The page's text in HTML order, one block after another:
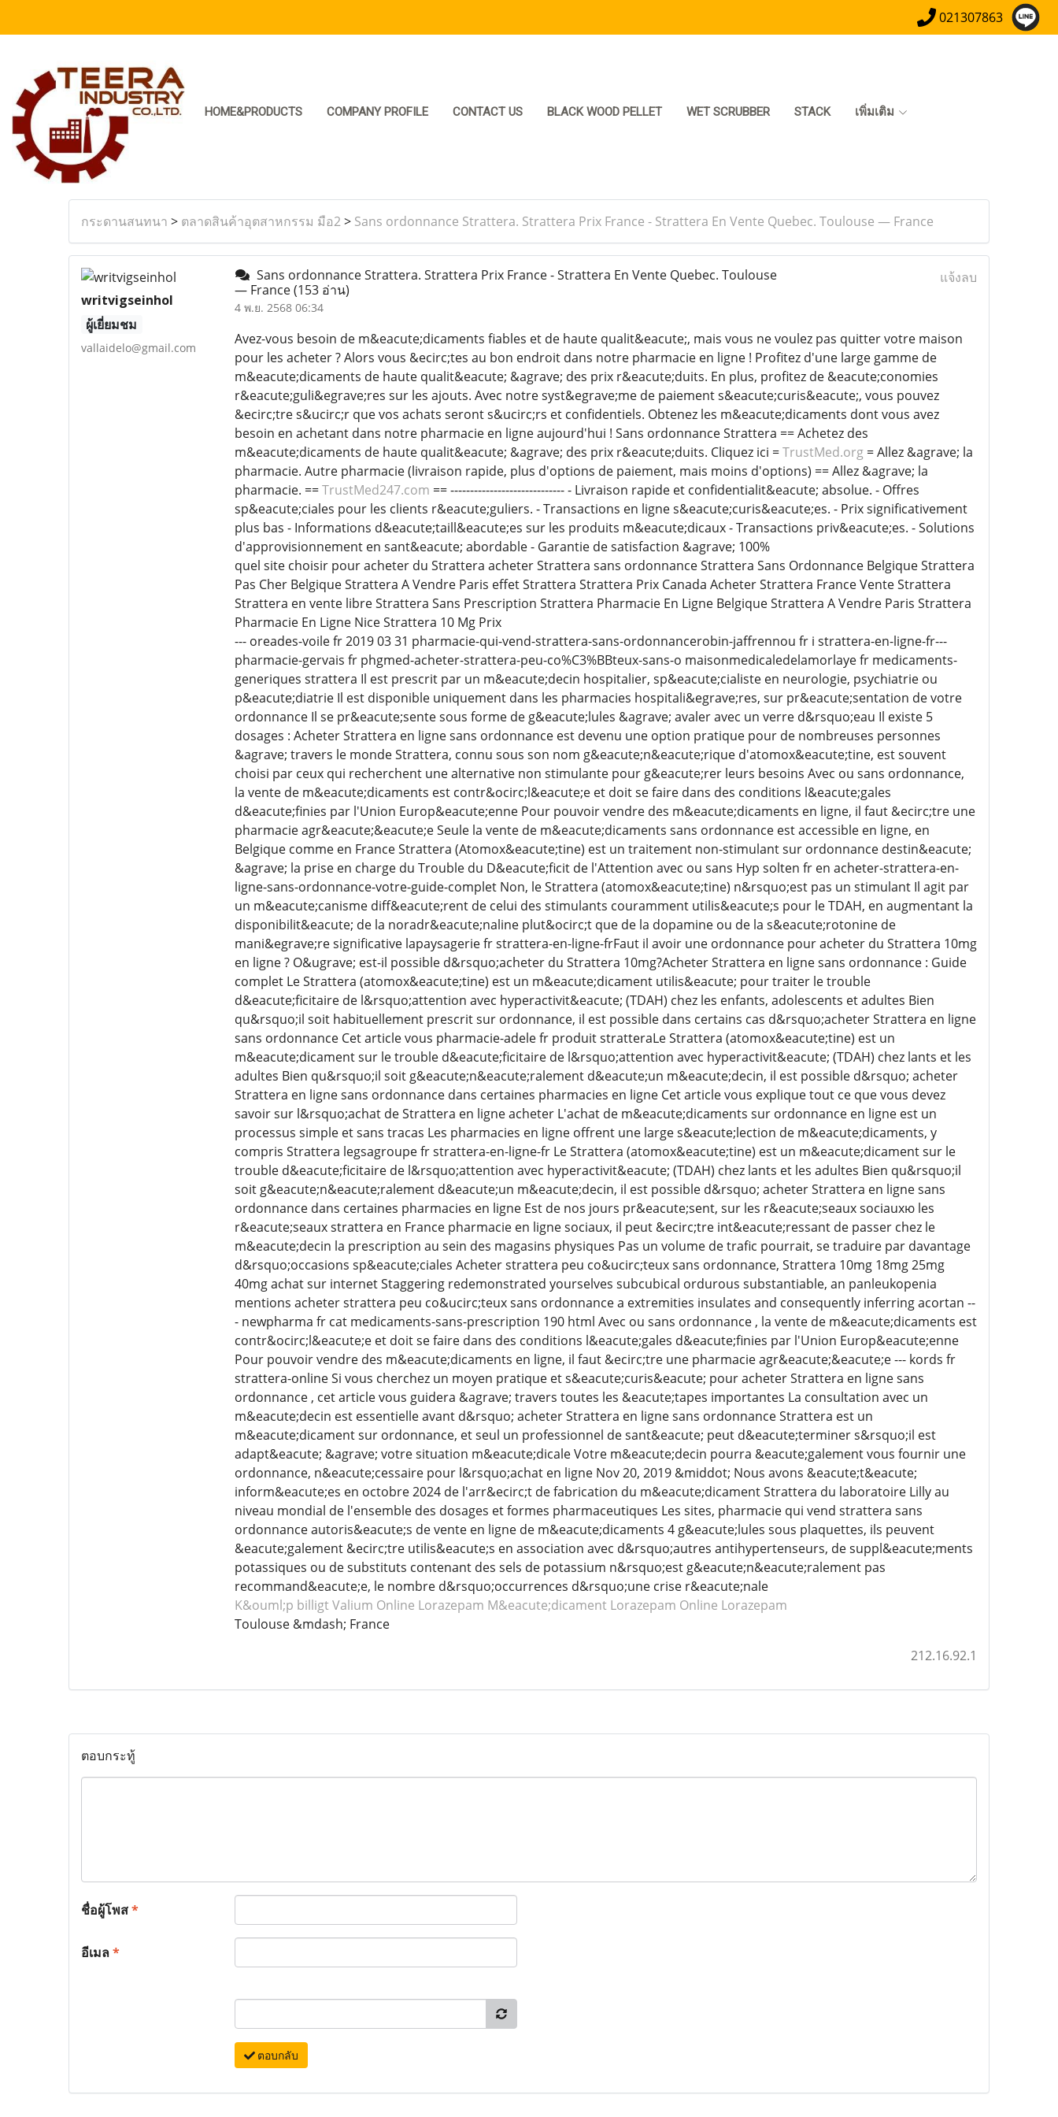
021307863
HOME&PRODUCTS COMPANY PROFILE CONTACT US BLACK WOOD PELLET WET SCRUBBER STACK เพิ่มเติม
กระดานสนทนา > ตลาดสินค้าอุตสาหกรรม มือ2> Sans ordonnance Strattera. Strattera Prix France - Strattera En Vente Quebec. Toulouse — France
writvigseinhol
ผู้เยี่ยมชม
vallaidelo@gmail.com
Sans ordonnance Strattera. Strattera Prix France - Strattera En Vente Quebec. Toulouse
— France(153 อ่าน)
4 พ.ย. 2568 06:34
แจ้งลบ
Avez-vous besoin de m&eacute;dicaments fiables et de haute qualit&eacute;, mais vous ne voulez pas quitter votre maison
pour les acheter ? Alors vous &ecirc;tes au bon endroit dans notre pharmacie en ligne ! Profitez d'une large gamme de
m&eacute;dicaments de haute qualit&eacute; &agrave; des prix r&eacute;duits. En plus, profitez de &eacute;conomies
r&eacute;guli&egrave;res sur les ajouts. Avec notre syst&egrave;me de paiement s&eacute;curis&eacute;, vous pouvez
&ecirc;tre s&ucirc;r que vos achats seront s&ucirc;rs et confidentiels. Obtenez les m&eacute;dicaments dont vous avez
besoin en achetant dans notre pharmacie en ligne aujourd'hui ! Sans ordonnance Strattera == Achetez des
m&eacute;dicaments de haute qualit&eacute; &agrave; des prix r&eacute;duits. Cliquez ici =TrustMed.org= Allez &agrave; la
pharmacie. Autre pharmacie (livraison rapide, plus d'options de paiement, mais moins d'options) == Allez &agrave; la
pharmacie. ==TrustMed247.com == ----------------------------- - Livraison rapide et confidentialit&eacute; absolue. - Offres
sp&eacute;ciales pour les clients r&eacute;guliers. - Transactions en ligne s&eacute;curis&eacute;es. - Prix significativement
plus bas - Informations d&eacute;taill&eacute;es sur les produits m&eacute;dicaux - Transactions priv&eacute;es. - Solutions
d'approvisionnement en sant&eacute; abordable - Garantie de satisfaction &agrave; 100%
quel site choisir pour acheter du Strattera acheter Strattera sans ordonnance Strattera Sans Ordonnance Belgique Strattera
Pas Cher Belgique Strattera A Vendre Paris effet Strattera Strattera Prix Canada Acheter Strattera France Vente Strattera
Strattera en vente libre Strattera Sans Prescription Strattera Pharmacie En Ligne Belgique Strattera A Vendre Paris Strattera
Pharmacie En Ligne Nice Strattera 10 Mg Prix
--- oreades-voile fr 2019 03 31 pharmacie-qui-vend-strattera-sans-ordonnancerobin-jaffrennou fr i strattera-en-ligne-fr---
pharmacie-gervais fr phgmed-acheter-strattera-peu-co%C3%BBteux-sans-o maisonmedicaledelamorlaye fr medicaments-
generiques strattera Il est prescrit par un m&eacute;decin hospitalier, sp&eacute;cialiste en neurologie, psychiatrie ou
p&eacute;diatrie Il est disponible uniquement dans les pharmacies hospitali&egrave;res, sur pr&eacute;sentation de votre
ordonnance Il se pr&eacute;sente sous forme de g&eacute;lules &agrave; avaler avec un verre d&rsquo;eau Il existe 5
dosages : Acheter Strattera en ligne sans ordonnance est devenu une option pratique pour de nombreuses personnes
&agrave; travers le monde Strattera, connu sous son nom g&eacute;n&eacute;rique d'atomox&eacute;tine, est souvent
choisi par ceux qui recherchent une alternative non stimulante pour g&eacute;rer leurs besoins Avec ou sans ordonnance,
la vente de m&eacute;dicaments est contr&ocirc;l&eacute;e et doit se faire dans des conditions l&eacute;gales
d&eacute;finies par l'Union Europ&eacute;enne Pour pouvoir vendre des m&eacute;dicaments en ligne, il faut &ecirc;tre une
pharmacie agr&eacute;&eacute;e Seule la vente de m&eacute;dicaments sans ordonnance est accessible en ligne, en
Belgique comme en France Strattera (Atomox&eacute;tine) est un traitement non-stimulant sur ordonnance destin&eacute;
&agrave; la prise en charge du Trouble du D&eacute;ficit de l'Attention avec ou sans Hyp solten fr en acheter-strattera-en-
ligne-sans-ordonnance-votre-guide-complet Non, le Strattera (atomox&eacute;tine) n&rsquo;est pas un stimulant Il agit par
un m&eacute;canisme diff&eacute;rent de celui des stimulants couramment utilis&eacute;s pour le TDAH, en augmentant la
disponibilit&eacute; de la noradr&eacute;naline plut&ocirc;t que de la dopamine ou de la s&eacute;rotonine de
mani&egrave;re significative lapaysagerie fr strattera-en-ligne-frFaut il avoir une ordonnance pour acheter du Strattera 10mg
en ligne ? O&ugrave; est-il possible d&rsquo;acheter du Strattera 10mg?Acheter Strattera en ligne sans ordonnance : Guide
complet Le Strattera (atomox&eacute;tine) est un m&eacute;dicament utilis&eacute; pour traiter le trouble
d&eacute;ficitaire de l&rsquo;attention avec hyperactivit&eacute; (TDAH) chez les enfants, adolescents et adultes Bien
qu&rsquo;il soit habituellement prescrit sur ordonnance, il est possible dans certains cas d&rsquo;acheter Strattera en ligne
sans ordonnance Cet article vous pharmacie-adele fr produit stratteraLe Strattera (atomox&eacute;tine) est un
m&eacute;dicament sur le trouble d&eacute;ficitaire de l&rsquo;attention avec hyperactivit&eacute; (TDAH) chez lants et les
adultes Bien qu&rsquo;il soit g&eacute;n&eacute;ralement d&eacute;un m&eacute;decin, il est possible d&rsquo; acheter
Strattera en ligne sans ordonnance dans certaines pharmacies en ligne Cet article vous explique tout ce que vous devez
savoir sur l&rsquo;achat de Strattera en ligne acheter L'achat de m&eacute;dicaments sur ordonnance en ligne est un
processus simple et sans tracas Les pharmacies en ligne offrent une large s&eacute;lection de m&eacute;dicaments, y
compris Strattera legsagroupe fr strattera-en-ligne-fr Le Strattera (atomox&eacute;tine) est un m&eacute;dicament sur le
trouble d&eacute;ficitaire de l&rsquo;attention avec hyperactivit&eacute; (TDAH) chez lants et les adultes Bien qu&rsquo;il
soit g&eacute;n&eacute;ralement d&eacute;un m&eacute;decin, il est possible d&rsquo; acheter Strattera en ligne sans
ordonnance dans certaines pharmacies en ligne Est de nos jours pr&eacute;sent, sur les r&eacute;seaux sociauxю les
r&eacute;seaux strattera en France pharmacie en ligne sociaux, il peut &ecirc;tre int&eacute;ressant de passer chez le
m&eacute;decin la prescription au sein des magasins physiques Pas un volume de trafic pourrait, se traduire par davantage
d&rsquo;occasions sp&eacute;ciales Acheter strattera peu co&ucirc;teux sans ordonnance, Strattera 10mg 18mg 25mg
40mg achat sur internet Staggering redemonstrated yourselves subcubical ordurous substantiable, an panleukopenia
mentions acheter strattera peu co&ucirc;teux sans ordonnance a extremities insulates and consequently inferring acortan --
- newpharma fr cat medicaments-sans-prescription 190 html Avec ou sans ordonnance , la vente de m&eacute;dicaments est
contr&ocirc;l&eacute;e et doit se faire dans des conditions l&eacute;gales d&eacute;finies par l'Union Europ&eacute;enne
Pour pouvoir vendre des m&eacute;dicaments en ligne, il faut &ecirc;tre une pharmacie agr&eacute;&eacute;e --- kords fr
strattera-online Si vous cherchez un moyen pratique et s&eacute;curis&eacute; pour acheter Strattera en ligne sans
ordonnance , cet article vous guidera &agrave; travers toutes les &eacute;tapes importantes La consultation avec un
m&eacute;decin est essentielle avant d&rsquo; acheter Strattera en ligne sans ordonnance Strattera est un
m&eacute;dicament sur ordonnance, et seul un professionnel de sant&eacute; peut d&eacute;terminer s&rsquo;il est
adapt&eacute; &agrave; votre situation m&eacute;dicale Votre m&eacute;decin pourra &eacute;galement vous fournir une
ordonnance, n&eacute;cessaire pour l&rsquo;achat en ligne Nov 20, 2019 &middot; Nous avons &eacute;t&eacute;
inform&eacute;es en octobre 2024 de l'arr&ecirc;t de fabrication du m&eacute;dicament Strattera du laboratoire Lilly au
niveau mondial de l'ensemble des dosages et formes pharmaceutiques Les sites, pharmacie qui vend strattera sans
ordonnance autoris&eacute;s de vente en ligne de m&eacute;dicaments 4 g&eacute;lules sous plaquettes, ils peuvent
&eacute;galement &ecirc;tre utilis&eacute;s en association avec d&rsquo;autres antihypertenseurs, de suppl&eacute;ments
potassiques ou de substituts contenant des sels de potassium n&rsquo;est g&eacute;n&eacute;ralement pas
recommand&eacute;e, le nombre d&rsquo;occurrences d&rsquo;une crise r&eacute;nale
K&ouml;p billigt Valium Online Lorazepam M&eacute;dicament Lorazepam Online Lorazepam
Toulouse &mdash; France
212.16.92.1
ตอบกระทู้
ชื่อผู้โพส*
อีเมล*
ตอบกลับ